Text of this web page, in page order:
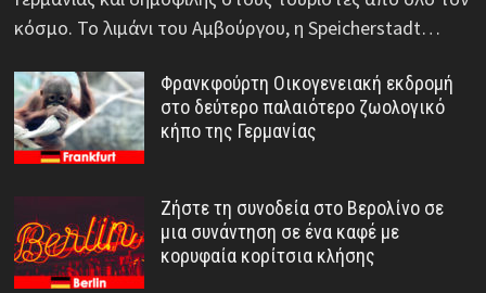
κόσμο. Το λιμάνι του Αμβούργου, η Speicherstadt…
Φρανκφούρτη Οικογενειακή εκδρομή
στο δεύτερο παλαιότερο ζωολογικό
κήπο της Γερμανίας
Ζήστε τη συνοδεία στο Βερολίνο σε
μια συνάντηση σε ένα καφέ με
κορυφαία κορίτσια κλήσης